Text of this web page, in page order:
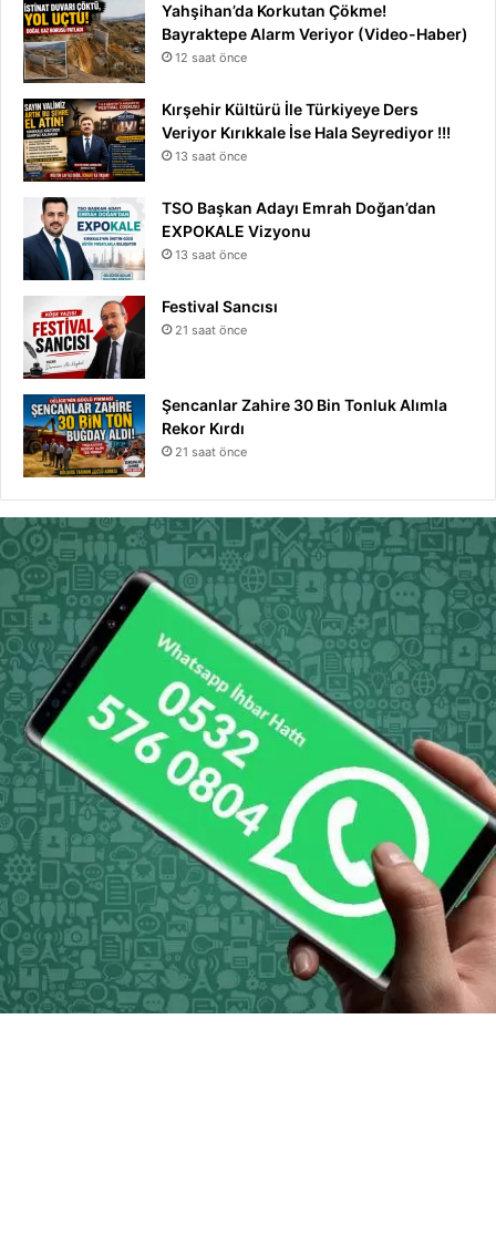
Yahşihan’da Korkutan Çökme!
Bayraktepe Alarm Veriyor (Video-Haber)
12 saat önce
Kırşehir Kültürü İle Türkiyeye Ders
Veriyor Kırıkkale İse Hala Seyrediyor !!!
13 saat önce
TSO Başkan Adayı Emrah Doğan’dan
EXPOKALE Vizyonu
13 saat önce
Festival Sancısı
21 saat önce
Şencanlar Zahire 30 Bin Tonluk Alımla
Rekor Kırdı
21 saat önce